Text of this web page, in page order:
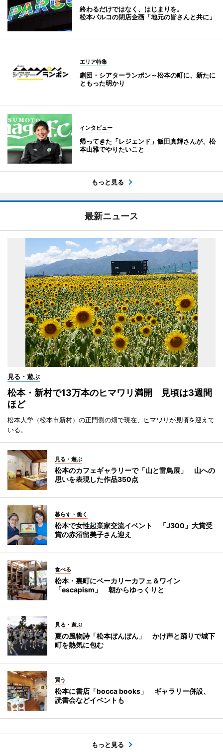
終わるだけではなく、はじまりを。
松本パルコの閉店企画「地元の皆さんと共に」
エリア特集
劇団・シアターランポン～松本の町に、新たに
ともった明かり
インタビュー
帰ってきた「レジェンド」飯田真輝さんが、松
本山雅でやりたいこと
もっと見る
最新ニュース
見る・遊ぶ
松本・新村で13万本のヒマワリ満開 見頃は3週間
ほど
松本大学（松本市新村）の正門側の畑で現在、ヒマワリが見頃を迎えて
いる。
見る・遊ぶ
松本のカフェギャラリーで「山と雷鳥展」 山への
思いを表現した作品350点
暮らす・働く
松本で女性起業家交流イベント 「J300」大賞受
賞の赤沼留美子さん迎え
食べる
松本・裏町にベーカリーカフェ＆ワイン
「escapism」 朝からゆっくりと
見る・遊ぶ
夏の風物詩「松本ぼんぼん」 かけ声と踊りで城下
町を熱気に包む
買う
松本に書店「bocca books」 ギャラリー併設、
読書会などイベントも
もっと見る